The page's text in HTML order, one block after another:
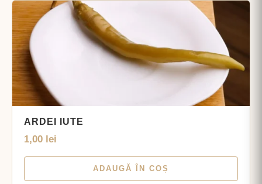
ARDEI IUTE
1,00 lei
ADAUGĂ ÎN COȘ